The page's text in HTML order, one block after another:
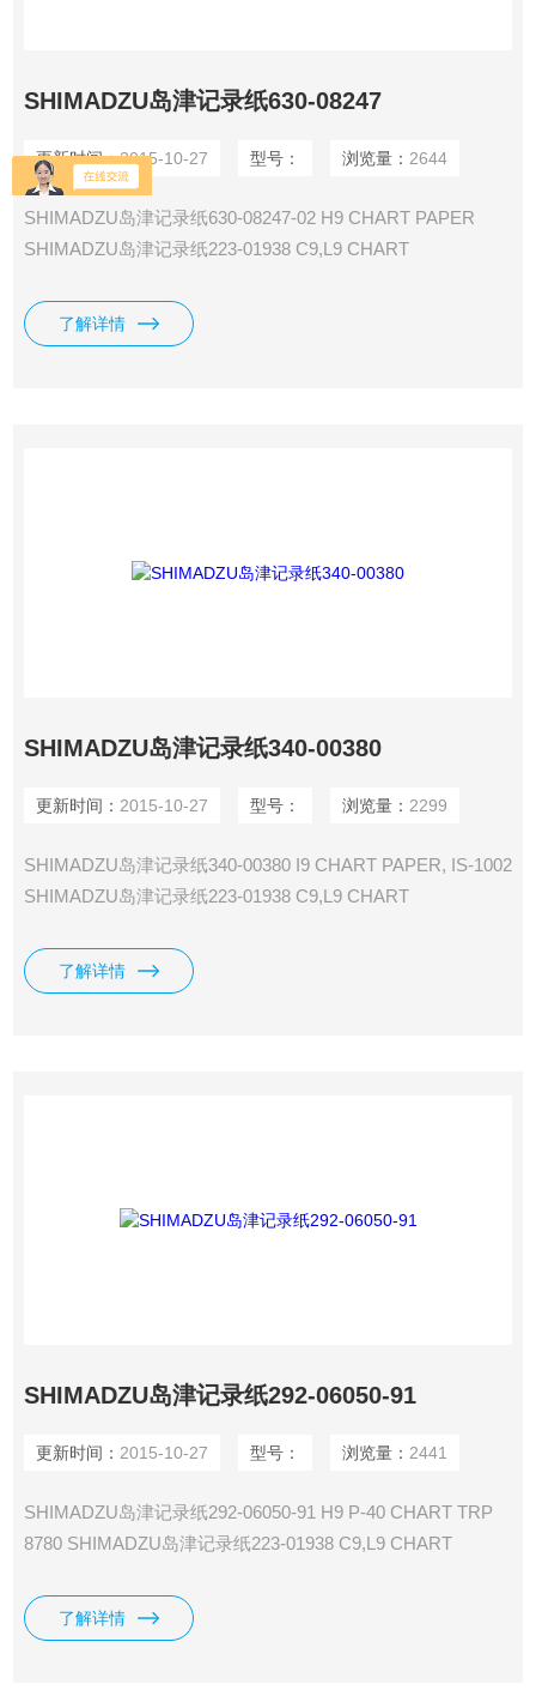
SHIMADZU岛津记录纸630-08247
更新时间：2015-10-27 型号： 浏览量： 2644
SHIMADZU岛津记录纸630-08247-02 H9 CHART PAPER
SHIMADZU岛津记录纸223-01938 C9,L9 CHART
CHART GUIDE LOCK,DURACON/C-R4A SHIMADZU岛津记
录纸223-01951 C9,L9 CHART CORE, /R4A
了解详情
SHIMADZU岛津记录纸340-00380
更新时间： 2015-10-27 型号： 浏览量： 2299
SHIMADZU岛津记录纸340-00380 I9 CHART PAPER, IS-1002
SHIMADZU岛津记录纸223-01938 C9,L9 CHART
CHART GUIDE LOCK,DURACON/C-R4A SHIMADZU岛津记
录纸223-01951 C9,L9 CHART CORE, /R4A
了解详情
SHIMADZU岛津记录纸292-06050-91
更新时间： 2015-10-27 型号： 浏览量： 2441
SHIMADZU岛津记录纸292-06050-91 H9 P-40 CHART TRP
8780 SHIMADZU岛津记录纸223-01938 C9,L9 CHART
CHART GUIDE LOCK,DURACON/C-R4A
了解详情